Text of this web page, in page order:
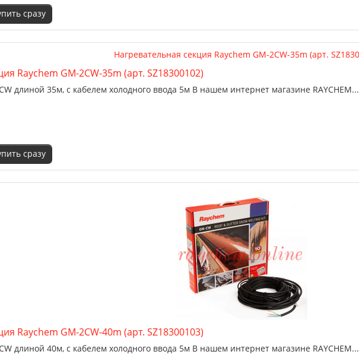
сразу
Raychem GM-2CW-35m (арт. SZ18300102)
длиной 35м, с кабелем холодного ввода 5м В нашем интернет магазине RAYCHEM...
сразу
Raychem GM-2CW-40m (арт. SZ18300103)
длиной 40м, с кабелем холодного ввода 5м В нашем интернет магазине RAYCHEM...